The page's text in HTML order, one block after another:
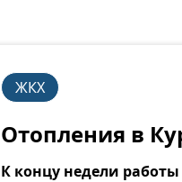
ЖКХ
Отопления в
К концу недели